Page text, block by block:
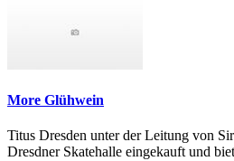
More Glühwein
Titus Dresden unter der Leitung von
Dresdner Skatehalle eingekauft und